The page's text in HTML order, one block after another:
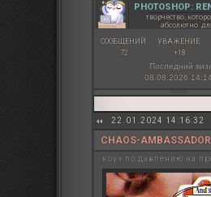
PHOTOSHOP:
творчество,
абсолютно
СООБЩЕНИЙ:
72
УВАЖЕНИЕ:
+18
Последний
08.08.2026
22.01.2024 14:16:32
CHAOS-AMBASSADOR
коуч по давлению на